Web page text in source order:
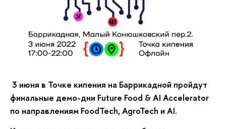
3 июня в Точке кипения на Баррикадной пройдут
финальные демо-дни Future Food & AI Accelerator
по направлениям FoodTech, AgroTech и AI.